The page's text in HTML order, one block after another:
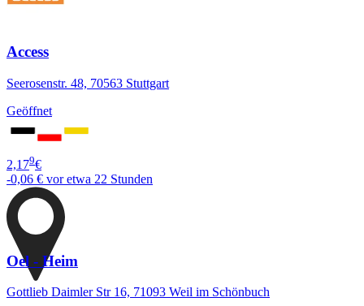
Access
Seerosenstr. 48, 70563 Stuttgart
Geöffnet
2,179€
-0,06 € vor etwa 22 Stunden
Oel - Heim
Gottlieb Daimler Str 16, 71093 Weil im Schönbuch